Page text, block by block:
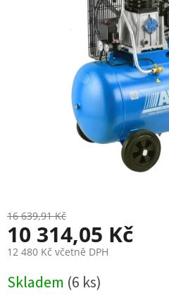
16 639,91 Kč
10 314,05 Kč
12 480 Kč včetně DPH
cena:
Skladem (6 ks)